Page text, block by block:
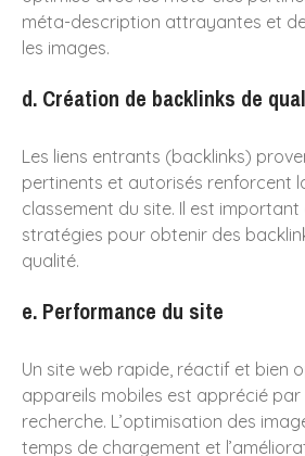
avril
juin
mai
méta-description attrayantes et
les images.
d. Création de backlinks de
Les liens entrants (backlinks)
pertinents et autorisés renforcent
classement du site. Il est important
stratégies pour obtenir des
qualité.
e. Performance du site
Un site web rapide, réactif et bien
appareils mobiles est apprécié
recherche. L’optimisation des
temps de chargement et